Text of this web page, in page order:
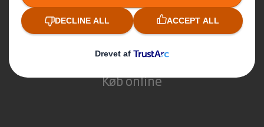
Transport emballage
Display
POS materialer
Køb online